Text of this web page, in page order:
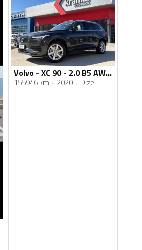
Volvo - XC 90 - 2.0 B5 AWD 4x4 Automatik-Geartronic Inscription VIRTUAL COCKPIT - Full LED
155946 km 2020 Dizel